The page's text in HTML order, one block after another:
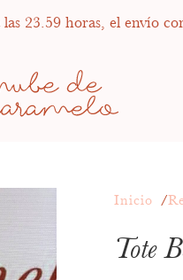
23.59 horas, el envío
Inicio
Tote